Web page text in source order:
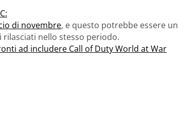
di novembre, e questo potrebbe essere un
nello stesso periodo.
ad includere Call of Duty World at War